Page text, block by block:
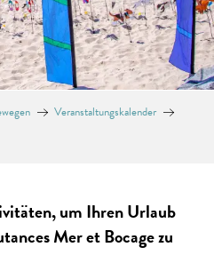
Veranstaltungskalender
um Ihren Urlaub
Mer et Bocage zu